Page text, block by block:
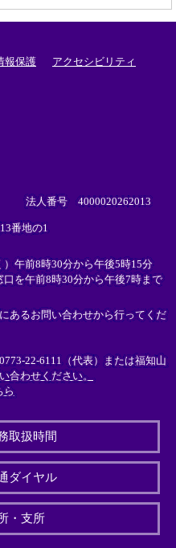
報保護 アクセシビリティ
法人番号 4000020262013
番地の1
）午前8時30分から午後5時15分
を午前8時30分から午後7時まで
あるお問い合わせから行ってくだ
22-6111（代表）または福知山
合わせください。
ら
取扱時間
ダイヤル
・支所